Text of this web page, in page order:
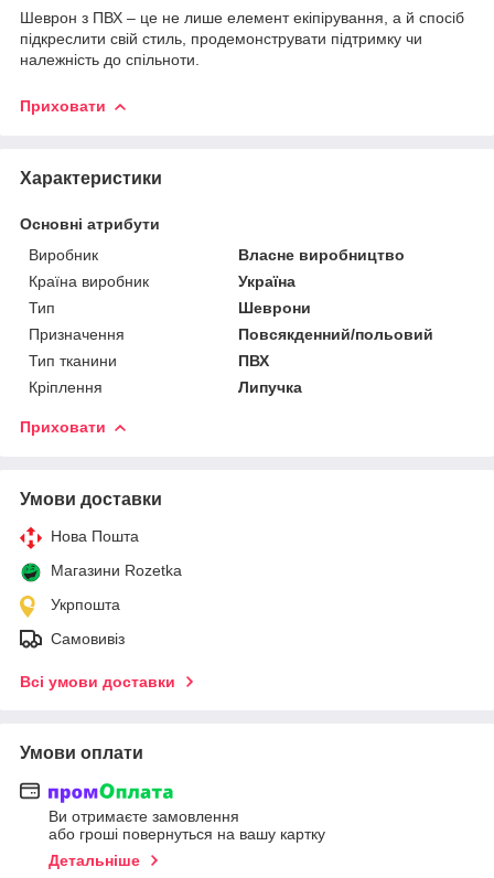
Шеврон з ПВХ – це не лише елемент екіпірування, а й спосіб
підкреслити свій стиль, продемонструвати підтримку чи
належність до спільноти.
Приховати
Характеристики
Основні атрибути
Виробник
Власне виробництво
Країна виробник
Україна
Тип
Шеврони
Призначення
Повсякденний/польовий
Тип тканини
ПВХ
Кріплення
Липучка
Приховати
Умови доставки
Нова Пошта
Магазини Rozetka
Укрпошта
Самовивіз
Всі умови доставки
Умови оплати
Ви отримаєте замовлення
або гроші повернуться на вашу картку
Детальніше